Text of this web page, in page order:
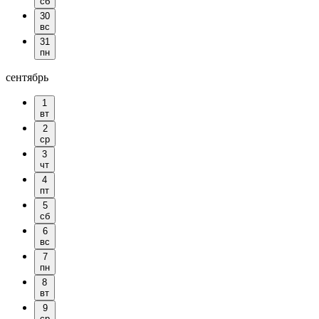
30
вс
31
пн
сентябрь
1
вт
2
ср
3
чт
4
пт
5
сб
6
вс
7
пн
8
вт
9